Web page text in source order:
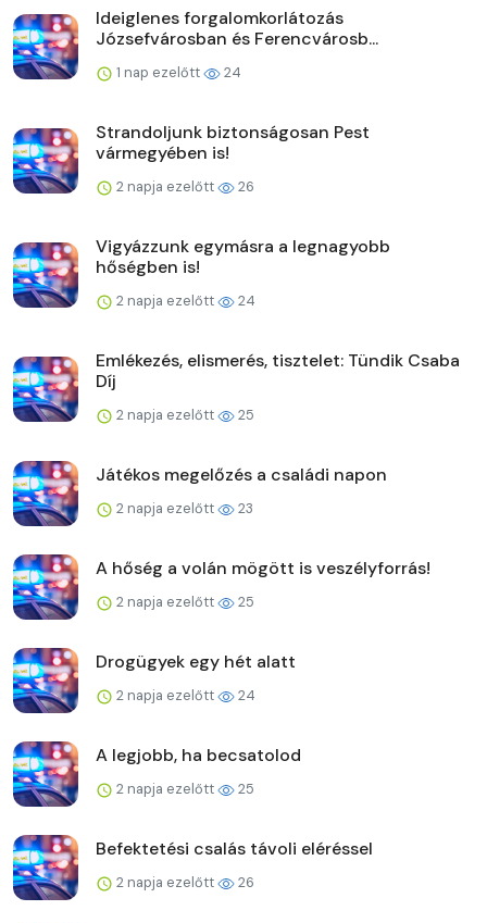
Ideiglenes forgalomkorlátozás
Józsefvárosban és Ferencvárosb...
1 nap ezelőtt 24
Strandoljunk biztonságosan Pest
vármegyében is!
2 napja ezelőtt 26
Vigyázzunk egymásra a legnagyobb
hőségben is!
2 napja ezelőtt 24
Emlékezés, elismerés, tisztelet: Tündik Csaba
Díj
2 napja ezelőtt 25
Játékos megelőzés a családi napon
2 napja ezelőtt 23
A hőség a volán mögött is veszélyforrás!
2 napja ezelőtt 25
Drogügyek egy hét alatt
2 napja ezelőtt 24
A legjobb, ha becsatolod
2 napja ezelőtt 25
Befektetési csalás távoli eléréssel
2 napja ezelőtt 26